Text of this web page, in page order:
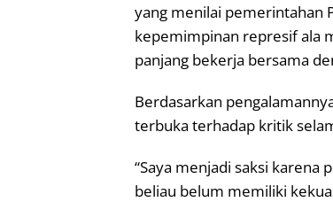
yang menilai pemerintahan
kepemimpinan represif ala
panjang bekerja bersama
Berdasarkan
terbuka terhadap kritik
“Saya menjadi saksi
beliau belum memiliki